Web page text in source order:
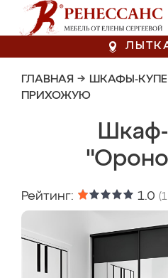
ГЛАВНАЯ → ШКАФЫ-КУПЕ
ПРИХОЖУЮ
Рейтинг: 1.0 (1